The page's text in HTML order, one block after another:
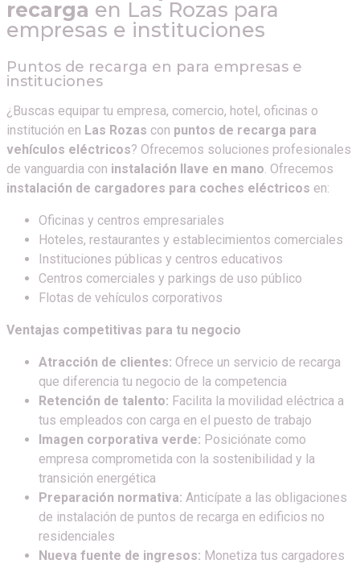
recarga en Las Rozas para
empresas e instituciones
Puntos de recarga en para empresas e
instituciones
¿Buscas equipar tu empresa, comercio, hotel, oficinas o
institución en Las Rozas con puntos de recarga para
vehículos eléctricos? Ofrecemos soluciones profesionales
de vanguardia con instalación llave en mano. Ofrecemos
instalación de cargadores para coches eléctricos en:
Oficinas y centros empresariales
Hoteles, restaurantes y establecimientos comerciales
Instituciones públicas y centros educativos
Centros comerciales y parkings de uso público
Flotas de vehículos corporativos
Ventajas competitivas para tu negocio
Atracción de clientes: Ofrece un servicio de recarga
que diferencia tu negocio de la competencia
Retención de talento: Facilita la movilidad eléctrica a
tus empleados con carga en el puesto de trabajo
Imagen corporativa verde: Posiciónate como
empresa comprometida con la sostenibilidad y la
transición energética
Preparación normativa: Anticípate a las obligaciones
de instalación de puntos de recarga en edificios no
residenciales
Nueva fuente de ingresos: Monetiza tus cargadores